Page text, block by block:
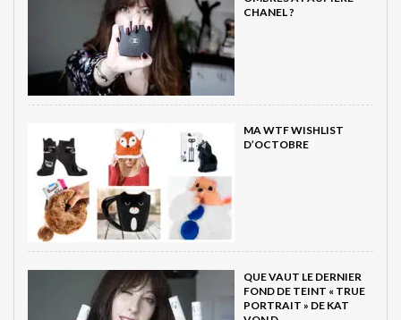
CHANEL ?
MA WTF WISHLIST
D’OCTOBRE
QUE VAUT LE DERNIER
FOND DE TEINT « TRUE
PORTRAIT » DE KAT